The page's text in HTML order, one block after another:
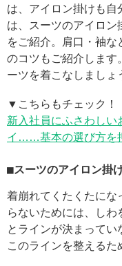
は、アイロン掛けも自
は、スーツのアイロン
をご紹介。肩口・袖
のコツもご紹介します
ーツを着こなしましょ
▼こちらもチェック！
新入社員にふさわしい
イ……基本の選び方を
■スーツのアイロン掛
着崩れてくたくたにな
らないためには、しわ
とラインが決まって
このラインを整えるた